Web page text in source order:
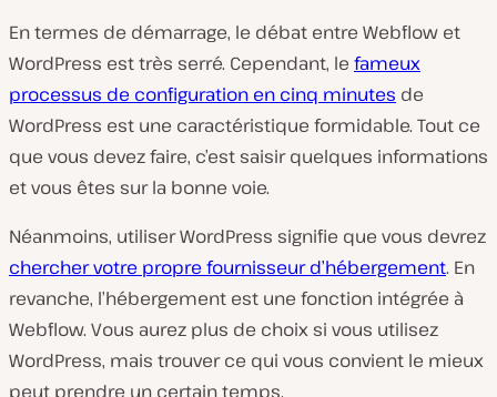
En termes de démarrage, le débat entre Webflow et
WordPress est très serré. Cependant, le fameux
processus de configuration en cinq minutes de
WordPress est une caractéristique formidable. Tout ce
que vous devez faire, c’est saisir quelques informations
et vous êtes sur la bonne voie.
Néanmoins, utiliser WordPress signifie que vous devrez
chercher votre propre fournisseur d’hébergement. En
revanche, l’hébergement est une fonction intégrée à
Webflow. Vous aurez plus de choix si vous utilisez
WordPress, mais trouver ce qui vous convient le mieux
peut prendre un certain temps.